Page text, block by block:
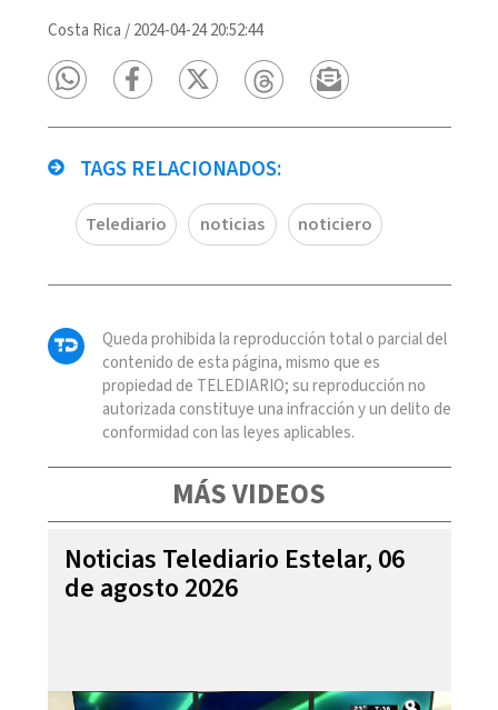
Costa Rica /2024-04-24 20:52:44
TAGS RELACIONADOS:
Telediario noticias noticiero
Queda prohibida la reproducción total o parcial del
contenido de esta página, mismo que es
propiedad de TELEDIARIO; su reproducción no
autorizada constituye una infracción y un delito de
conformidad con las leyes aplicables.
MÁS VIDEOS
Noticias Telediario Estelar, 06
de agosto 2026